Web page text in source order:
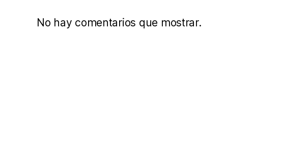
No hay comentarios que mostrar.